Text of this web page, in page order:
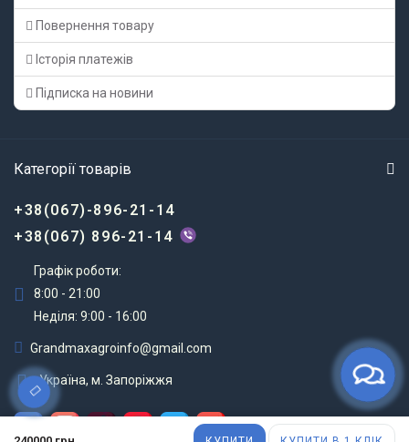
Повернення товару
Історія платежів
Підписка на новини
Категорії товарів
+38(067)-896-21-14
+38(067) 896-21-14
Графік роботи:
8:00 - 21:00
Неділя: 9:00 - 16:00
Grandmaxagroinfo@gmail.com
Україна, м. Запоріжжя